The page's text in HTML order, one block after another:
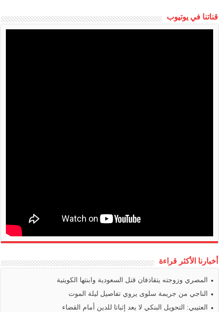
قناتنا في يوتيوب
أخبارنا الأكثر قراءة
المصري وزوجته يتقاذفان قتل السعودية وابنتها الكويتية
الناجي من جريمة سلوى يروي تفاصيل ليلة الموت
العتيبي: التحويل البنكي لا يعد إثباتا للدين أمام القضاء